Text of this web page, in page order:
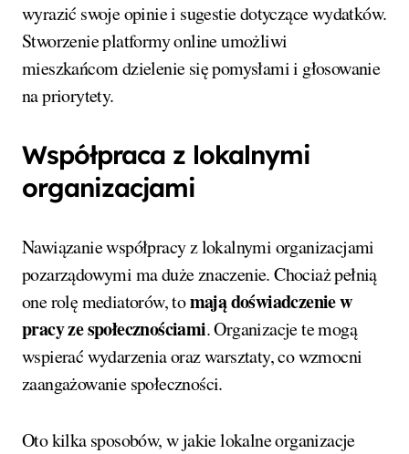
wyrazić swoje opinie i sugestie dotyczące wydatków.
Stworzenie platformy online umożliwi
mieszkańcom dzielenie się pomysłami i głosowanie
na priorytety.
Współpraca z lokalnymi
organizacjami
Nawiązanie współpracy z lokalnymi organizacjami
pozarządowymi ma duże znaczenie. Chociaż pełnią
one rolę mediatorów, tomają doświadczenie w
pracy ze społecznościami. Organizacje te mogą
wspierać wydarzenia oraz warsztaty, co wzmocni
zaangażowanie społeczności.
Oto kilka sposobów, w jakie lokalne organizacje